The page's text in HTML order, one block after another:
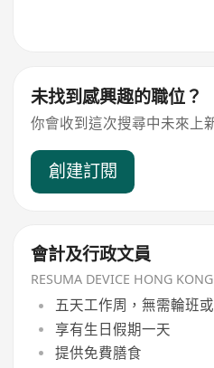
未找到感興趣的職位？
你會收到這次搜尋中未來上
創建訂閱
會計及行政文員
RESUMA DEVICE HONG
五天工作周，無需輪班
享有生日假期一天
提供免費膳食